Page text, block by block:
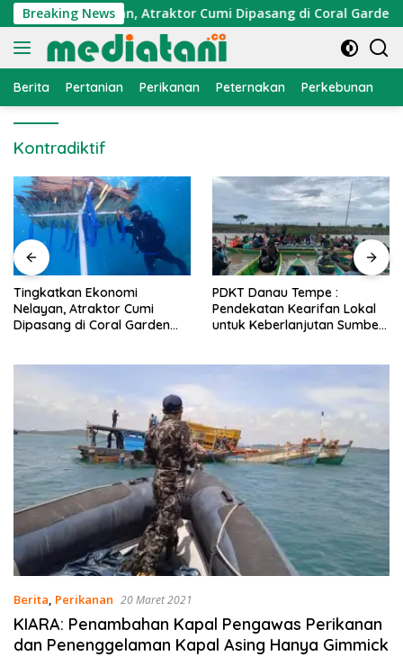
Langsung
ke
konten
Breaking News
Nelayan, Atraktor Cumi Dipasang di Coral Garden
Berita Pertanian Perikanan Peternakan Perkebunan
Kontradiktif
PDKT Danau Tempe :
Pendekatan Kearifan Lokal
untuk Keberlanjutan Sumber
Cara Mengatasi
PMK pada Sapi Perah
Alami dan Medis
Berita, Perikanan 20 Maret 2021
KIARA: Penambahan Kapal Pengawas Perikanan
dan Penenggelaman Kapal Asing Hanya Gimmick